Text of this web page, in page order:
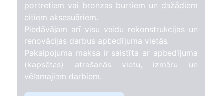
portretiem vai bronzas burtiem un dažādiem
citiem aksesuāriem.
Piedāvājam arī visu veidu rekonstrukcijas un
renovācijas darbus apbedījuma vietās.
Pakalpojuma maksa ir saistīta ar apbedījuma
(kapsētas) atrašanās vietu, izmēru un
vēlamajiem darbiem.